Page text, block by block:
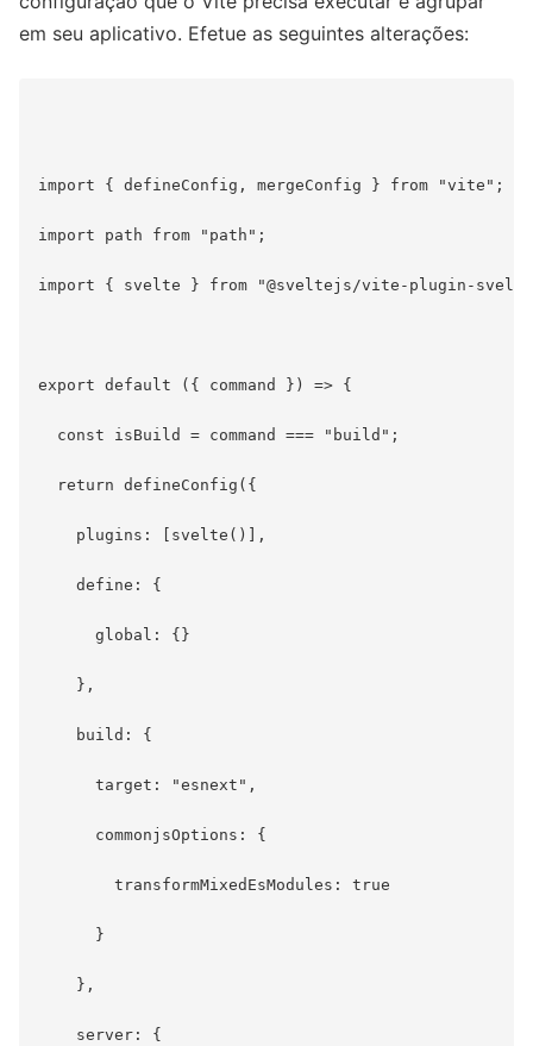
em seu aplicativo. Efetue as seguintes alterações:
import { defineConfig, mergeConfig } from "vite";
import path from "path";
import { svelte } from "@sveltejs/vite-plugin-
export default ({ command }) => {
const isBuild = command === "build";
return defineConfig({
plugins: [svelte()],
define: {
global: {}
},
build: {
target: "esnext",
commonjsOptions: {
transformMixedEsModules: true
}
},
server: {